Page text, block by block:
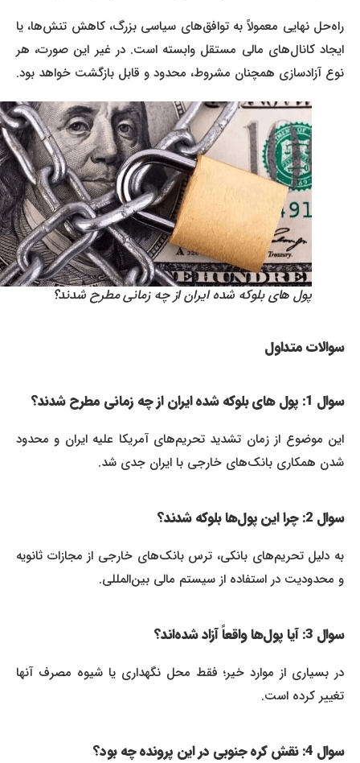
راه‌حل نهایی معمولاً به توافق‌های سیاسی بزرگ، کاهش تنش‌ها، یا
ایجاد کانال‌های مالی مستقل وابسته است. در غیر این صورت، هر
نوع آزادسازی همچنان مشروط، محدود و قابل بازگشت خواهد بود.
پول‌ های بلوکه شده ایران از چه زمانی مطرح شدند؟
سوالات متداول
سوال 1: پول‌ های بلوکه شده ایران از چه زمانی مطرح شدند؟
این موضوع از زمان تشدید تحریم‌های آمریکا علیه ایران و محدود
شدن همکاری بانک‌های خارجی با ایران جدی شد.
سوال 2: چرا این پول‌ها بلوکه شدند؟
به دلیل تحریم‌های بانکی، ترس بانک‌های خارجی از مجازات ثانویه
و محدودیت در استفاده از سیستم مالی بین‌المللی.
سوال 3: آیا پول‌ها واقعاً آزاد شده‌اند؟
در بسیاری از موارد خیر؛ فقط محل نگهداری یا شیوه مصرف آنها
تغییر کرده است.
سوال 4: نقش کره جنوبی در این پرونده چه بود؟